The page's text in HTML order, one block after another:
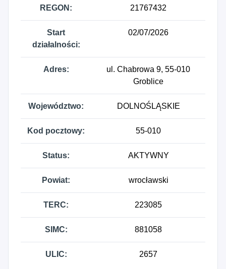
REGON: 21767432
Start
działalności:
02/07/2026
Adres:
ul. Chabrowa 9, 55-010
Groblice
Województwo: DOLNOŚLĄSKIE
Kod pocztowy: 55-010
Status: AKTYWNY
Powiat: wrocławski
TERC: 223085
SIMC: 881058
ULIC: 2657